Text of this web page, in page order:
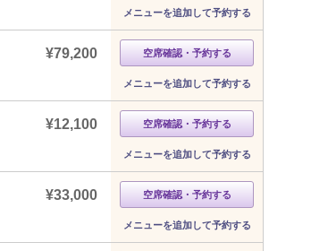
メニューを追加して予約する
¥79,200 空席確認・予約する
メニューを追加して予約する
¥12,100 空席確認・予約する
メニューを追加して予約する
¥33,000 空席確認・予約する
メニューを追加して予約する